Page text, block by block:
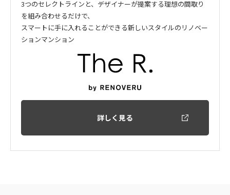
3つのセレクトラインと、デザイナーが提案する理想の間取り
を組み合わせるだけで、
スマートに手に入れることができる新しいスタイルのリノベー
ションマンション
詳しく見る